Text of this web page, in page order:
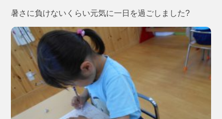
暑さに負けないくらい元気に一日を過ごしました?